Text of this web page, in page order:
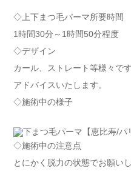
◇上下まつ毛パーマ所要時間
1時間30分～1時間50分程度
◇デザイン
カール、ストレート等様々で
アドバイスいたします。
◇施術中の様子
◇施術中の注意点
とにかく脱力の状態でお願い